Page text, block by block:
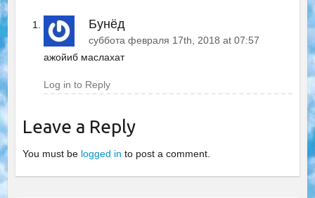
Бунёд
суббота февраля 17th, 2018 at 07:57
ажойиб маслахат
Log in to Reply
Leave a Reply
You must be logged in to post a comment.